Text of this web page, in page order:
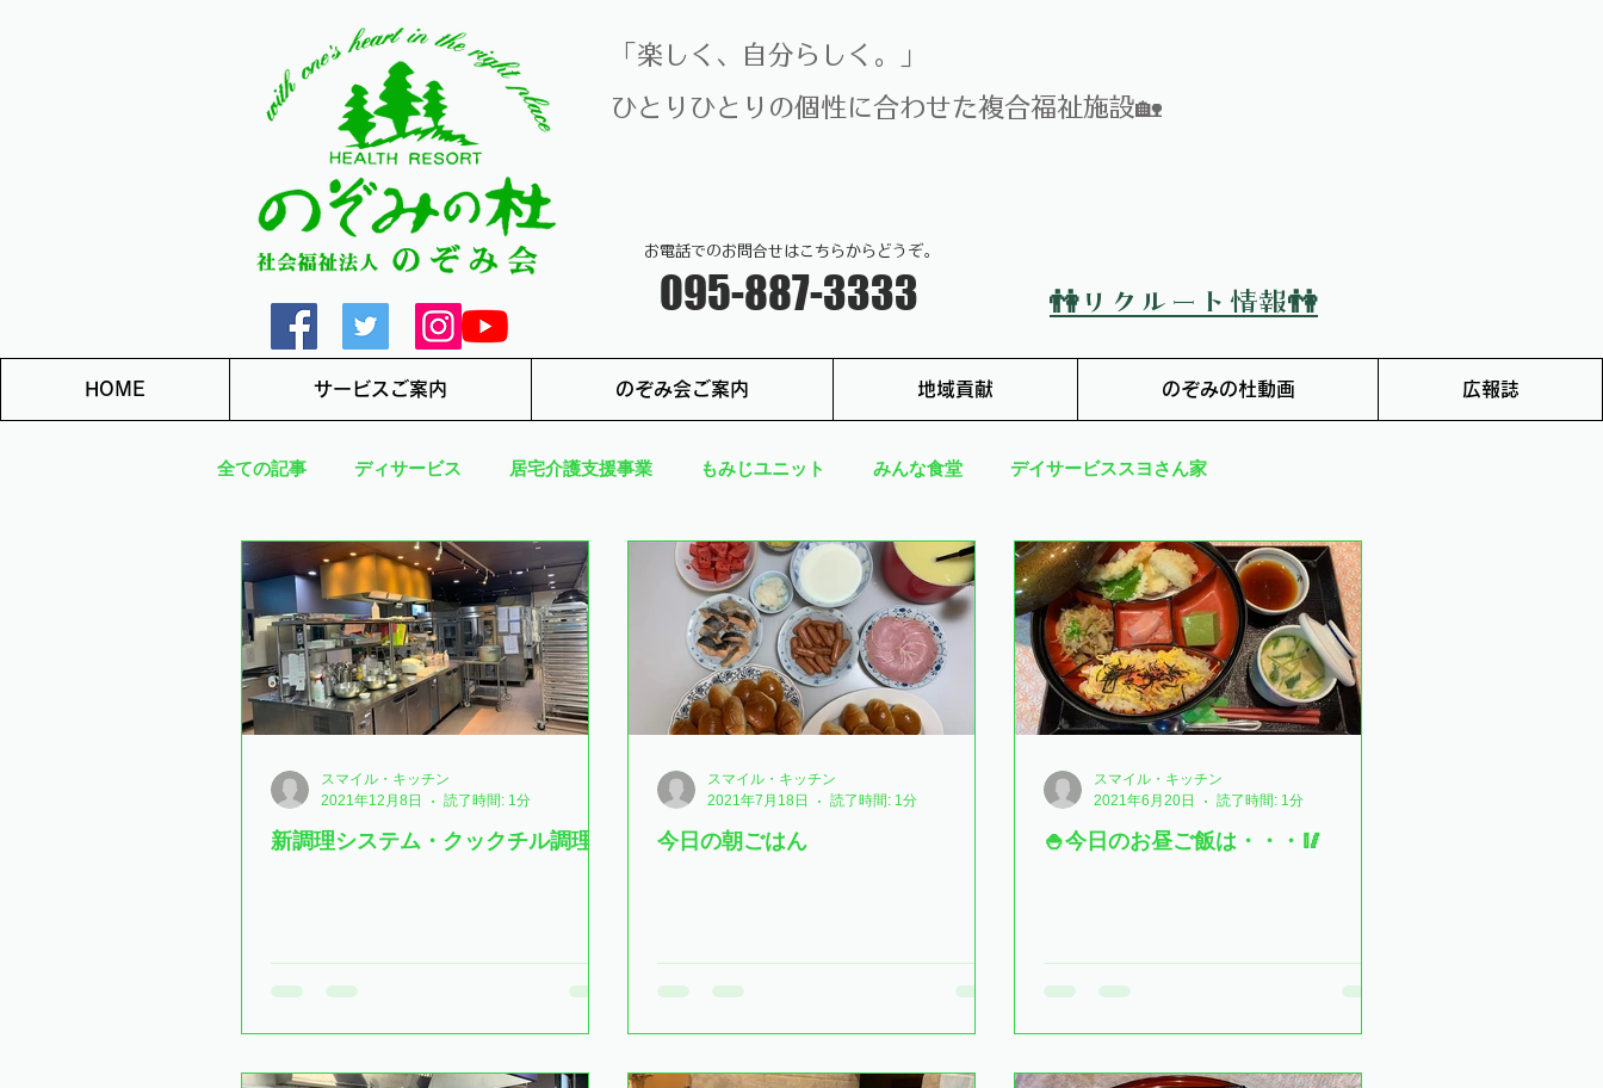
​「楽しく、自分らしく。」
​ひとりひとりの個性に合わせた複合福祉施設🏡
​095-887-3333
お電話でのお問合せはこちらからどうぞ。
👫リクルート情報👫
HOME サービスご案内 のぞみ会ご案内 地域貢献 のぞみの杜動画 広報誌
全ての記事 ディサービス 居宅介護支援事業 もみじユニット みんな食堂 デイサービススヨさん家
さくらユニット かえでユニット スマイルキッチン わくわく快護セミナー 生活支援ハウス けやきユニット
みずきユニット ショートスティ こぶしユニット グループホーム 特別養護老人ホーム 元気の湧
新調理システム・クックチル調理
スマイル・キッチン
2021年12月8日
読了時間: 1分
今日の朝ごはん
スマイル・キッチン
2021年7月18日
読了時間: 1分
🍚今日のお昼ご飯は・・・🥢
スマイル・キッチン
2021年6月20日
読了時間: 1分